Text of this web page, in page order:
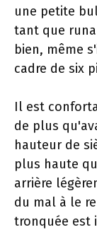
une petite
tant que
bien, même
cadre de six
Il est
de plus
hauteur de
plus haute
arrière
du mal à le
tronquée est